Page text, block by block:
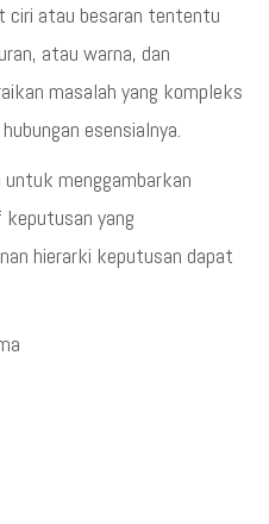
ciri atau besaran tententu
atau warna, dan
masalah yang kompleks
esensialnya.
menggambarkan
yang
hierarki keputusan dapat